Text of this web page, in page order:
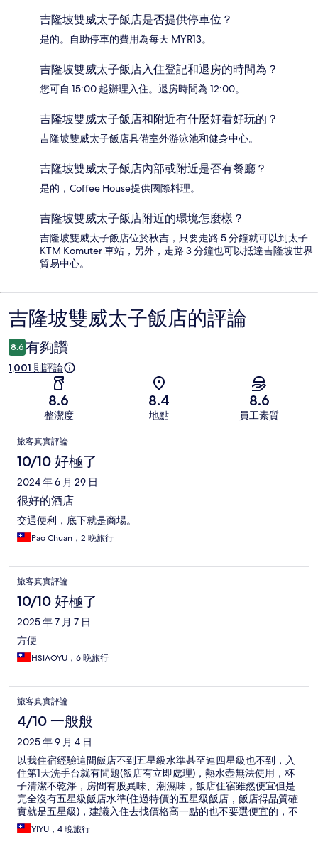
吉隆坡雙威太子飯店是否提供停車位？
是的。自助停車的費用為每天 MYR13。
吉隆坡雙威太子飯店入住登記和退房的時間為？
您可自 15:00 起辦理入住。退房時間為 12:00。
吉隆坡雙威太子飯店和附近有什麼好看好玩的？
吉隆坡雙威太子飯店具備室外游泳池和健身中心。
吉隆坡雙威太子飯店內部或附近是否有餐廳？
是的，Coffee House提供國際料理。
吉隆坡雙威太子飯店附近的環境怎麼樣？
吉隆坡雙威太子飯店位於秋吉，只要走路 5 分鐘就可以到太子
KTM Komuter 車站，另外，走路 3 分鐘也可以抵達吉隆坡世界
貿易中心。
評
論
吉隆坡雙威太子飯店的評論
8.6 有夠讚
1,001 則評論
8.6
整潔度
8.4
地點
8.6
員工素質
評
論
旅客真實評論
10/10 好極了
2024 年 6 月 29 日
很好的酒店
交通便利，底下就是商場。
Pao Chuan，2 晚旅行
旅客真實評論
10/10 好極了
2025 年 7 月 7 日
方便
HSIAOYU，6 晚旅行
旅客真實評論
4/10 一般般
2025 年 9 月 4 日
以我住宿經驗這間飯店不到五星級水準甚至連四星級也不到，入
住第1天洗手台就有問題(飯店有立即處理)，熱水壺無法使用，杯
子清潔不乾淨，房間有股異味、潮濕味，飯店住宿雖然便宜但是
完全沒有五星級飯店水準(住過特價的五星級飯店，飯店得品質確
實就是五星級)，建議入住去找價格高一點的也不要選便宜的，不
要期待便宜又有五星級水準。 飯店優點:飯店旁有2個地鐵站、飯
店樓下有商場跟超市飲食購物方便、床還算不錯好睡。
YIYU，4 晚旅行